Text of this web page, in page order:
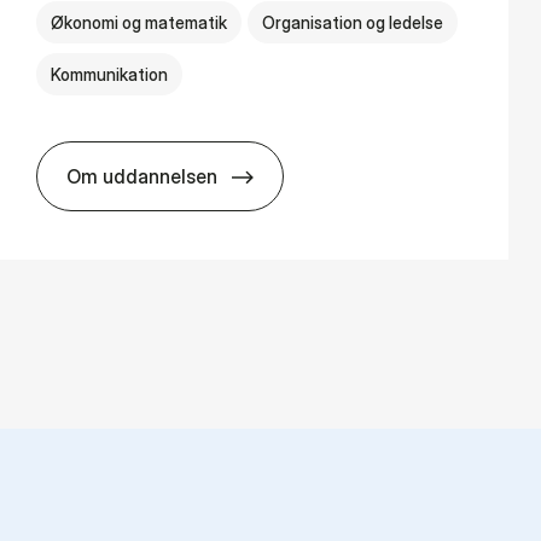
Økonomi og matematik Organisation og ledelse
Kommunikation
Om uddannelsen
HA(kom.) - erhvervs­økonomi og